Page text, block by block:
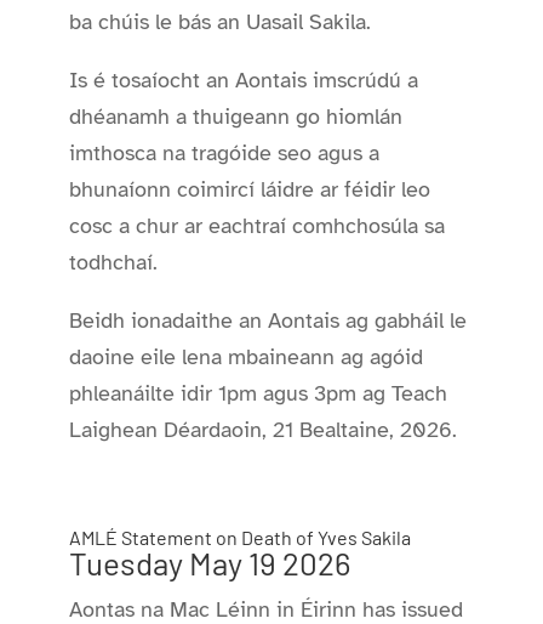
ba chúis le bás an Uasail Sakila.
Is é tosaíocht an Aontais imscrúdú a
dhéanamh a thuigeann go hiomlán
imthosca na tragóide seo agus a
bhunaíonn coimircí láidre ar féidir leo
cosc ​​a chur ar eachtraí comhchosúla sa
todhchaí.
Beidh ionadaithe an Aontais ag gabháil le
daoine eile lena mbaineann ag agóid
phleanáilte idir 1pm agus 3pm ag Teach
Laighean Déardaoin, 21 Bealtaine, 2026.
AMLÉ Statement on Death of Yves Sakila
Tuesday May 19 2026
Aontas na Mac Léinn in Éirinn has issued